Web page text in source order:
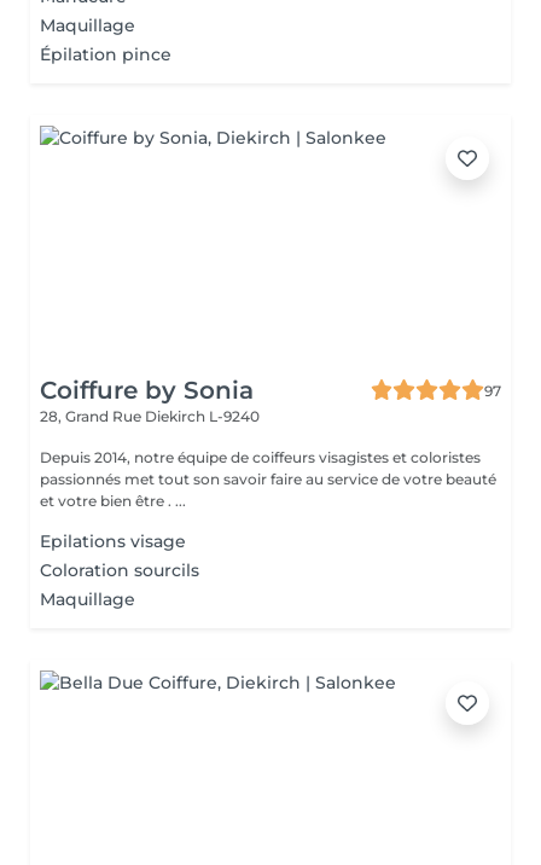
Maquillage
Épilation pince
Coiffure by Sonia
97
28, Grand Rue Diekirch L-9240
Depuis 2014, notre équipe de coiffeurs visagistes et coloristes
passionnés met tout son savoir faire au service de votre beauté
et votre bien être . ...
Epilations visage
Coloration sourcils
Maquillage